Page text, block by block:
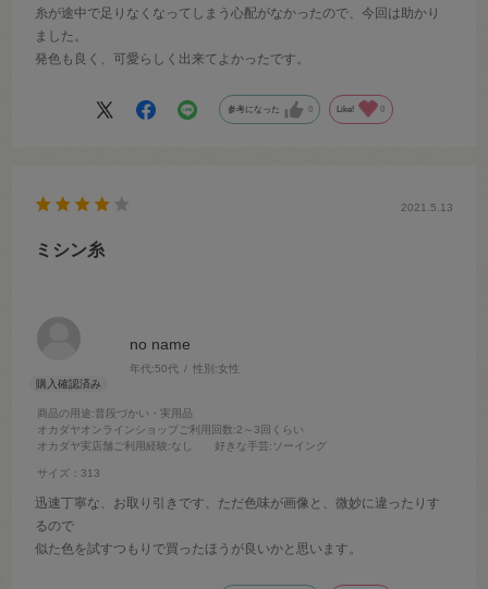
糸が途中で足りなくなってしまう心配がなかったので、今回は助かり
ました。
発色も良く、可愛らしく出来てよかったです。
参考になった 0 Like! 0
no name
年代:50代 性別:女性
商品の用途:普段づかい・実用品
オカダヤオンラインショップご利用回数:2～3回くらい
オカダヤ実店舗ご利用経験:なし 好きな手芸:ソーイング
サイズ：313
2021.5.13
ミシン糸
迅速丁寧な、お取り引きです、ただ色味が画像と、微妙に違ったりす
るので
似た色を試すつもりで買ったほうが良いかと思います。